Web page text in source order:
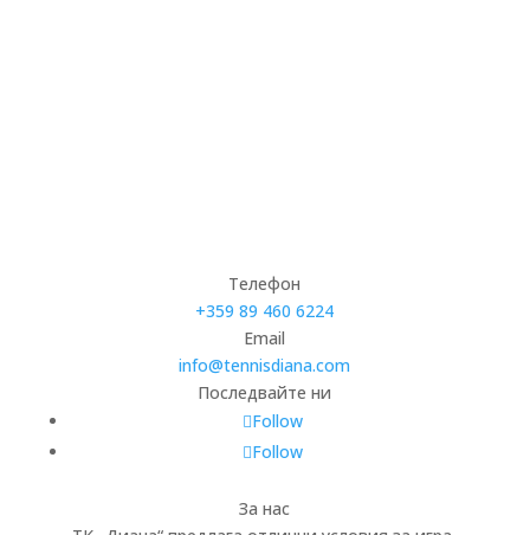
Телефон
+359 89 460 6224­
Email
info@tennisdiana.com
Последвайте ни
Follow
Follow
За нас